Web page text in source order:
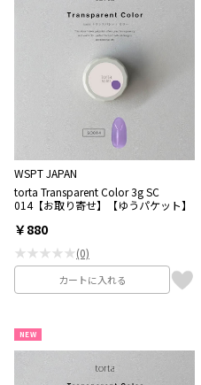
WSPT JAPAN
torta Transparent Color 3g SC
014【お取り寄せ】【ゆうパケット】
￥880
★★★★★(0)
カートに入れる
NEW